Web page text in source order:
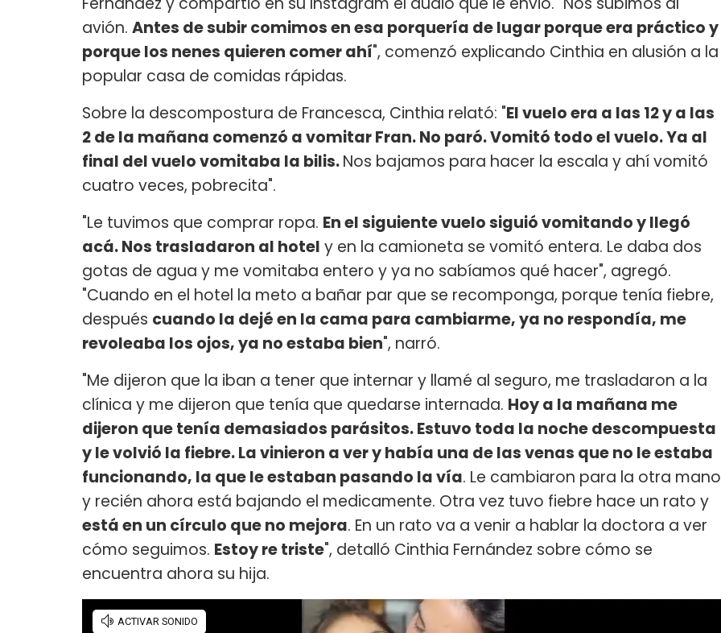
avión. Antes de subir comimos en esa porquería de lugar porque era práctico y
porque los nenes quieren comer ahí", comenzó explicando Cinthia en alusión a la
popular casa de comidas rápidas.
Sobre la descompostura de Francesca, Cinthia relató: "El vuelo era a las 12 y a las
2 de la mañana comenzó a vomitar Fran. No paró. Vomitó todo el vuelo. Ya al
final del vuelo vomitaba la bilis.Nos bajamos para hacer la escala y ahí vomitó
cuatro veces, pobrecita".
"Le tuvimos que comprar ropa. En el siguiente vuelo siguió vomitando y llegó
acá. Nos trasladaron al hotel y en la camioneta se vomitó entera. Le daba dos
gotas de agua y me vomitaba entero y ya no sabíamos qué hacer", agregó.
"Cuando en el hotel la meto a bañar par que se recomponga, porque tenía fiebre,
después cuando la dejé en la cama para cambiarme, ya no respondía, me
revoleaba los ojos, ya no estaba bien", narró.
"Me dijeron que la iban a tener que internar y llamé al seguro, me trasladaron a la
clínica y me dijeron que tenía que quedarse internada. Hoy a la mañana me
dijeron que tenía demasiados parásitos. Estuvo toda la noche descompuesta
y le volvió la fiebre. La vinieron a ver y había una de las venas que no le estaba
funcionando, la que le estaban pasando la vía. Le cambiaron para la otra mano
y recién ahora está bajando el medicamente. Otra vez tuvo fiebre hace un rato y
está en un círculo que no mejora. En un rato va a venir a hablar la doctora a ver
cómo seguimos. Estoy re triste", detalló Cinthia Fernández sobre cómo se
encuentra ahora su hija.